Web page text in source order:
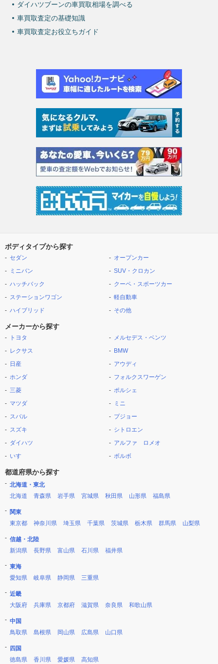
ダイハツブーンの車買取相場を調べる
車買取査定の基礎知識
車買取査定お役立ちガイド
ボディタイプから探す
セダン
ミニバン
ハッチバック
ステーションワゴン
ハイブリッド
オープンカー
SUV・クロカン
クーペ・スポーツカー
軽自動車
その他
メーカーから探す
トヨタ
レクサス
日産
ホンダ
三菱
マツダ
スバル
スズキ
ダイハツ
いすゞ
メルセデス・ベンツ
BMW
アウディ
フォルクスワーゲン
ポルシェ
ミニ
プジョー
シトロエン
アルファ ロメオ
ボルボ
都道府県から探す
北海道・東北
北海道
青森県 岩手県 宮城県 秋田県 山形県 福島県
関東
東京都
神奈川県 埼玉県 千葉県 茨城県 栃木県 群馬県 山梨県
信越・北陸
新潟県
長野県 富山県 石川県 福井県
東海
愛知県
岐阜県 静岡県 三重県
近畿
大阪府
兵庫県 京都府 滋賀県 奈良県 和歌山県
中国
鳥取県
島根県 岡山県 広島県 山口県
四国
徳島県
香川県 愛媛県 高知県